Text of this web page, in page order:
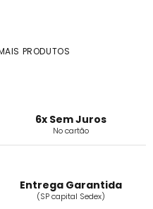
PRODUTOS
6x Sem Juros
No cartão
Entrega Garantida
(SP capital Sedex)